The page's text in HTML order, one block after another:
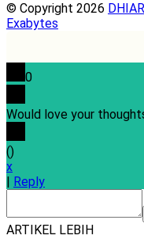
© Copyright 2026
Exabytes
0
Would love your
()
x
Reply
ARTIKEL LEBIH